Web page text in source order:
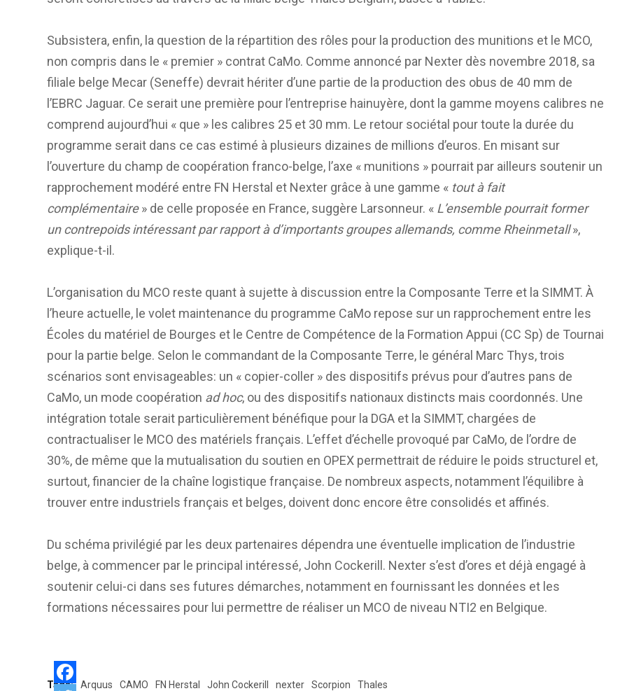
Subsistera, enfin, la question de la répartition des rôles pour la production des munitions et le MCO,
non compris dans le « premier » contrat CaMo. Comme annoncé par Nexter dès novembre 2018, sa
filiale belge Mecar (Seneffe) devrait hériter d’une partie de la production des obus de 40 mm de
l’EBRC Jaguar. Ce serait une première pour l’entreprise hainuyère, dont la gamme moyens calibres ne
comprend aujourd’hui « que » les calibres 25 et 30 mm. Le retour sociétal pour toute la durée du
programme serait dans ce cas estimé à plusieurs dizaines de millions d’euros. En misant sur
l’ouverture du champ de coopération franco-belge, l’axe « munitions » pourrait par ailleurs soutenir un
rapprochement modéré entre FN Herstal et Nexter grâce à une gamme « tout à fait
complémentaire» de celle proposée en France, suggère Larsonneur. « L’ensemble pourrait former
un contrepoids intéressant par rapport à d’importants groupes allemands, comme Rheinmetall»,
explique-t-il.
L’organisation du MCO reste quant à sujette à discussion entre la Composante Terre et la SIMMT. À
l’heure actuelle, le volet maintenance du programme CaMo repose sur un rapprochement entre les
Écoles du matériel de Bourges et le Centre de Compétence de la Formation Appui (CC Sp) de Tournai
pour la partie belge. Selon le commandant de la Composante Terre, le général Marc Thys, trois
scénarios sont envisageables: un « copier-coller » des dispositifs prévus pour d’autres pans de
CaMo, un mode coopération ad hoc, ou des dispositifs nationaux distincts mais coordonnés. Une
intégration totale serait particulièrement bénéfique pour la DGA et la SIMMT, chargées de
contractualiser le MCO des matériels français. L’effet d’échelle provoqué par CaMo, de l’ordre de
30%, de même que la mutualisation du soutien en OPEX permettrait de réduire le poids structurel et,
surtout, financier de la chaîne logistique française. De nombreux aspects, notamment l’équilibre à
trouver entre industriels français et belges, doivent donc encore être consolidés et affinés.
Du schéma privilégié par les deux partenaires dépendra une éventuelle implication de l’industrie
belge, à commencer par le principal intéressé, John Cockerill. Nexter s’est d’ores et déjà engagé à
soutenir celui-ci dans ses futures démarches, notamment en fournissant les données et les
formations nécessaires pour lui permettre de réaliser un MCO de niveau NTI2 en Belgique.
Tags: Arquus CAMO FN Herstal John Cockerill nexter Scorpion Thales